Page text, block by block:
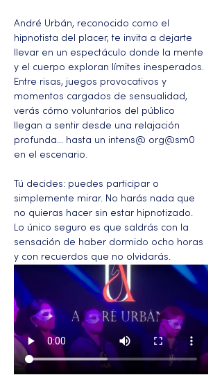
André Urbán, reconocido como el
hipnotista del placer, te invita a dejarte
llevar en un espectáculo donde la mente
y el cuerpo exploran límites inesperados.
Entre risas, juegos provocativos y
momentos cargados de sensualidad,
verás cómo voluntarios del público
llegan a sentir desde una relajación
profunda… hasta un intens@ org@sm0
en el escenario.
Tú decides: puedes participar o
simplemente mirar. No harás nada que
no quieras hacer sin estar hipnotizado.
Lo único seguro es que saldrás con la
sensación de haber dormido ocho horas
y con recuerdos que no olvidarás.